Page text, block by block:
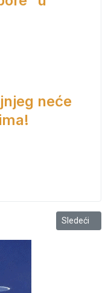
neće
Sledeći
Sledeći